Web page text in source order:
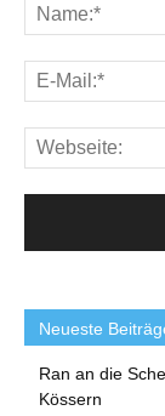
Neueste
Ran an die
Kössern